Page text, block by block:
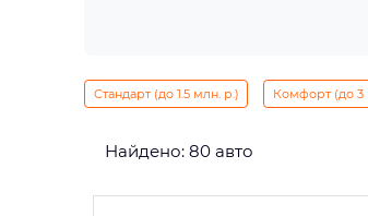
Стандарт (до 1.5 млн. р.) Комфорт (до 3
Найдено: 80 авто